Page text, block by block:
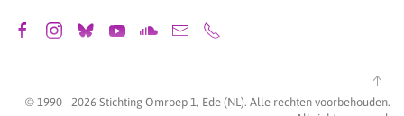
© 1990 - 2026 Stichting Omroep 1, Ede (NL). Alle rechten voorbehouden.